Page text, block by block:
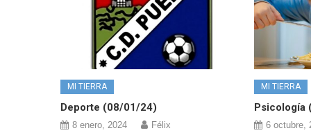
MI TIERRA
Deporte (08/01/24)
8 enero, 2024 Félix
MI TIERRA
Psicología
6 octubre,